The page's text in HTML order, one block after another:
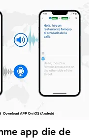
app die de